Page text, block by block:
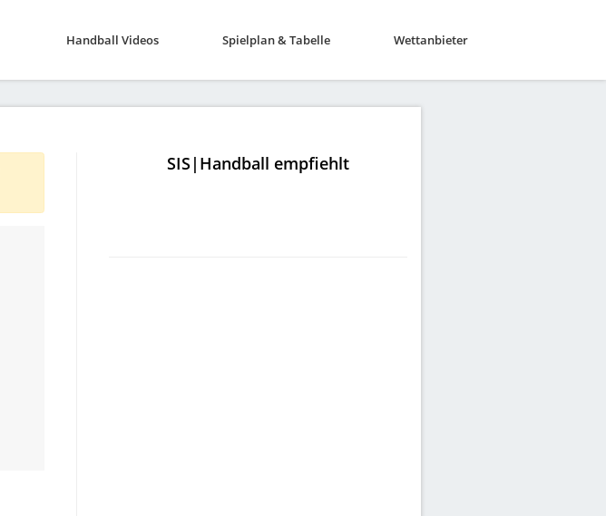
Handball Videos Spielplan & Tabelle Wettanbieter
SIS|Handball empfiehlt